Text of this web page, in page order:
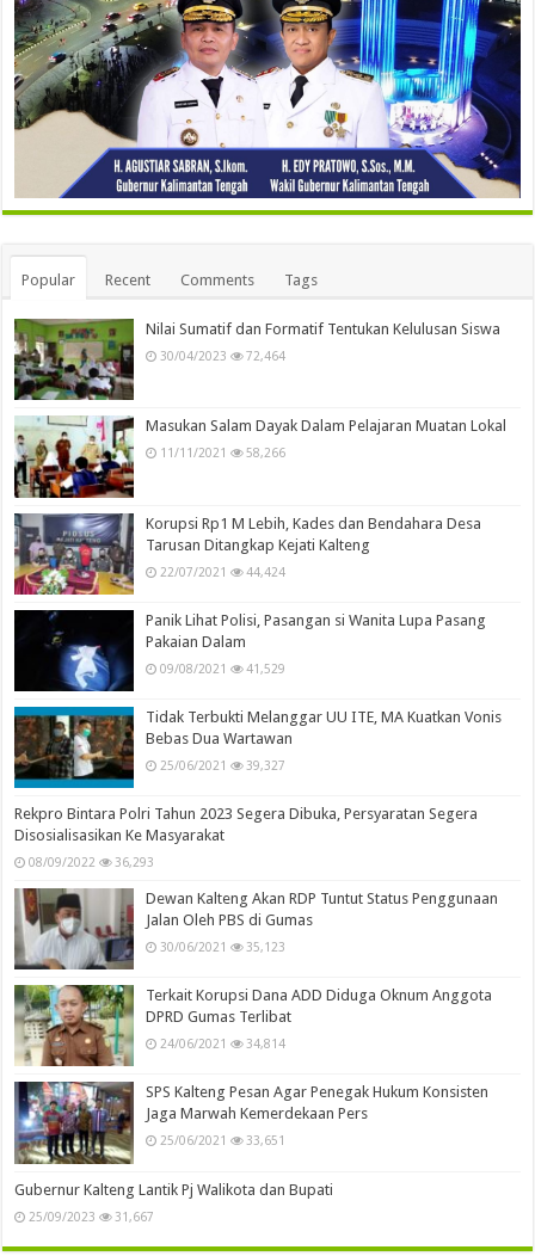
Popular Recent Comments Tags
Nilai Sumatif dan Formatif Tentukan Kelulusan Siswa
30/04/2023 72,464
Masukan Salam Dayak Dalam Pelajaran Muatan Lokal
11/11/2021 58,266
Korupsi Rp1 M Lebih, Kades dan Bendahara Desa
Tarusan Ditangkap Kejati Kalteng
22/07/2021 44,424
Panik Lihat Polisi, Pasangan si Wanita Lupa Pasang
Pakaian Dalam
09/08/2021 41,529
Tidak Terbukti Melanggar UU ITE, MA Kuatkan Vonis
Bebas Dua Wartawan
25/06/2021 39,327
Rekpro Bintara Polri Tahun 2023 Segera Dibuka, Persyaratan Segera
Disosialisasikan Ke Masyarakat
08/09/2022 36,293
Dewan Kalteng Akan RDP Tuntut Status Penggunaan
Jalan Oleh PBS di Gumas
30/06/2021 35,123
Terkait Korupsi Dana ADD Diduga Oknum Anggota
DPRD Gumas Terlibat
24/06/2021 34,814
SPS Kalteng Pesan Agar Penegak Hukum Konsisten
Jaga Marwah Kemerdekaan Pers
25/06/2021 33,651
Gubernur Kalteng Lantik Pj Walikota dan Bupati
25/09/2023 31,667